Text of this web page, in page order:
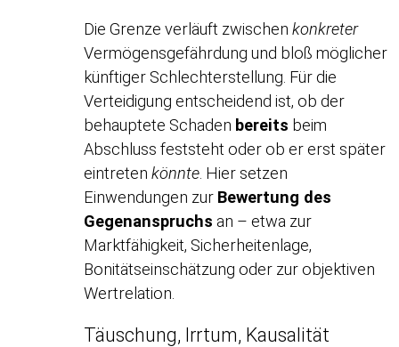
Die Grenze verläuft zwischenkonkreter
Vermögensgefährdung und bloß möglicher
künftiger Schlechterstellung. Für die
Verteidigung entscheidend ist, ob der
behauptete Schaden bereits beim
Abschluss feststeht oder ob er erst später
eintretenkönnte. Hier setzen
Einwendungen zur Bewertung des
Gegenanspruchs an – etwa zur
Marktfähigkeit, Sicherheitenlage,
Bonitätseinschätzung oder zur objektiven
Wertrelation.
Täuschung, Irrtum, Kausalität